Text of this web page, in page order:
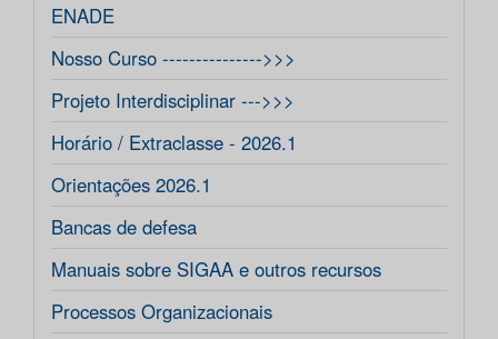
ENADE
Nosso Curso --------------->>>
Projeto Interdisciplinar --->>>
Horário / Extraclasse - 2026.1
Orientações 2026.1
Bancas de defesa
Manuais sobre SIGAA e outros recursos
Processos Organizacionais